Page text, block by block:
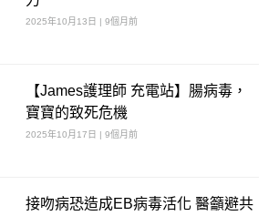
2025年10月13日 | 9個月前
【James護理師 充電站】腸病毒，
寶寶的致死危機
2025年10月17日 | 9個月前
接吻病恐造成EB病毒活化 醫籲避共